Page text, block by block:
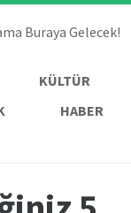
Buraya Gelecek!
KÜLTÜR
HABER